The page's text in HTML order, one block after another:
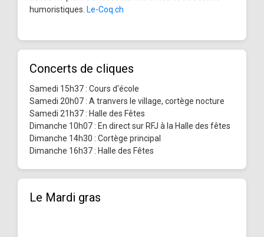
humoristiques. Le-Coq.ch
Concerts de cliques
Samedi 15h37 : Cours d'école
Samedi 20h07 : A tranvers le village, cortège nocture
Samedi 21h37 : Halle des Fêtes
Dimanche 10h07 : En direct sur RFJ à la Halle des fêtes
Dimanche 14h30 : Cortège principal
Dimanche 16h37 : Halle des Fêtes
Le Mardi gras